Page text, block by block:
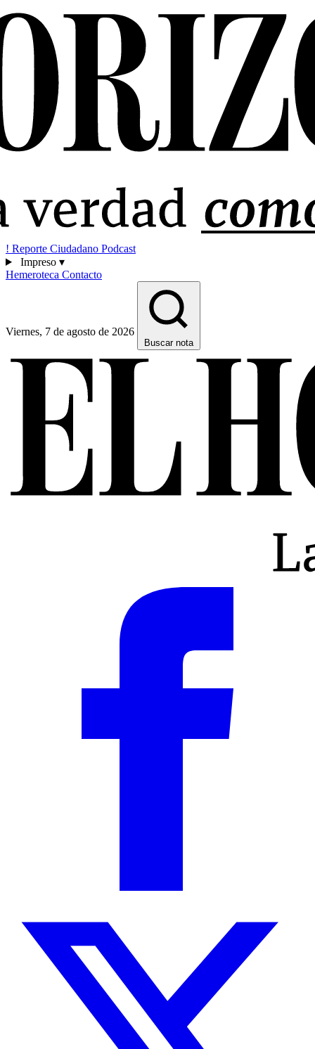
! Reporte Ciudadano Podcast
Impreso ▾
Hemeroteca Contacto
Viernes, 7 de agosto de 2026
Buscar nota